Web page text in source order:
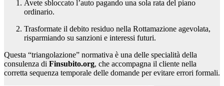
Avete sbloccato l’auto pagando una sola rata del piano
ordinario.
Trasformate il debito residuo nella Rottamazione agevolata,
risparmiando su sanzioni e interessi futuri.
Questa “triangolazione” normativa è una delle specialità della
consulenza di Finsubito.org, che accompagna il cliente nella
corretta sequenza temporale delle domande per evitare errori formali.